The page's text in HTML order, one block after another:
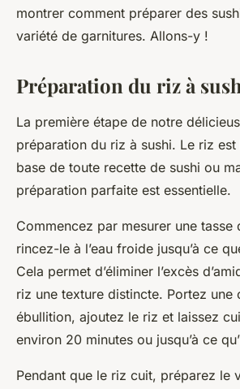
montrer comment préparer des
variété de garnitures. Allons-y !
Préparation du riz à
La première étape de notre
préparation du riz à sushi. Le riz est
base de toute recette de sushi ou
préparation parfaite est essentielle.
Commencez par mesurer une tasse
rincez-le à l’eau froide jusqu’à ce
Cela permet d’éliminer l’excès
riz une texture distincte. Portez une
ébullition, ajoutez le riz et laissez
environ 20 minutes ou jusqu’à ce
Pendant que le riz cuit, préparez le